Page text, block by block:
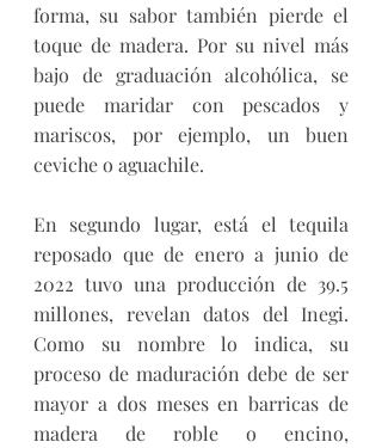
forma, su sabor también pierde el
toque de madera. Por su nivel más
bajo de graduación alcohólica, se
puede maridar con pescados y
mariscos, por ejemplo, un buen
ceviche o aguachile.
En segundo lugar, está el tequila
reposado que de enero a junio de
2022 tuvo una producción de 39.5
millones, revelan datos del Inegi.
Como su nombre lo indica, su
proceso de maduración debe de ser
mayor a dos meses en barricas de
madera de roble o encino,